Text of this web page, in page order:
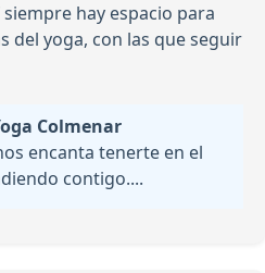
hay espacio para
del yoga, con las que seguir
Colmenar
encanta tenerte en el
contigo....